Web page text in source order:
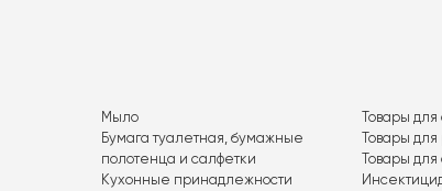
Мыло
Бумага туалетная, бумажные
полотенца и салфетки
Кухонные принадлежности
Товары
Товары
Товары